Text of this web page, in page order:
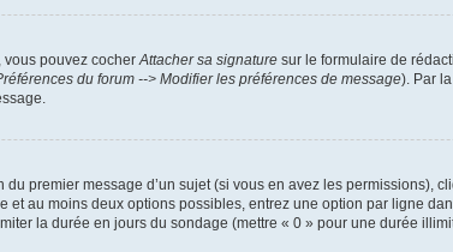
vous pouvez cocher Attacher sa signature sur le formulaire de
du forum --> Modifier les préférences de message). Par
premier message d’un sujet (si vous en avez les permissions),
au moins deux options possibles, entrez une option par ligne
la durée en jours du sondage (mettre « 0 » pour une durée